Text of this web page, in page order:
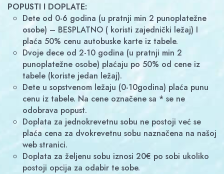
POPUSTI I DOPLATE:
Dete od 0-6 godina (u pratnji min 2 punoplatežne
osobe) – BESPLATNO ( koristi zajednički ležaj) I
plaća 50% cenu autobuske karte iz tabele.
Dvoje dece od 2-10 godina (u pratnji min 2
punoplatežne osobe) plaćaju po 50% od cene iz
tabele (koriste jedan ležaj).
Dete u sopstvenom ležaju (0-10godina) plaća punu
cenu iz tabele. Na cene označene sa * se ne
odobrava popust.
Doplata za jednokrevetnu sobu ne postoji već se
plaća cena za dvokrevetnu sobu naznačena na našoj
web stranici.
Doplata za željenu sobu iznosi 20€ po sobi ukoliko
postoji opcija za odabir te sobe.